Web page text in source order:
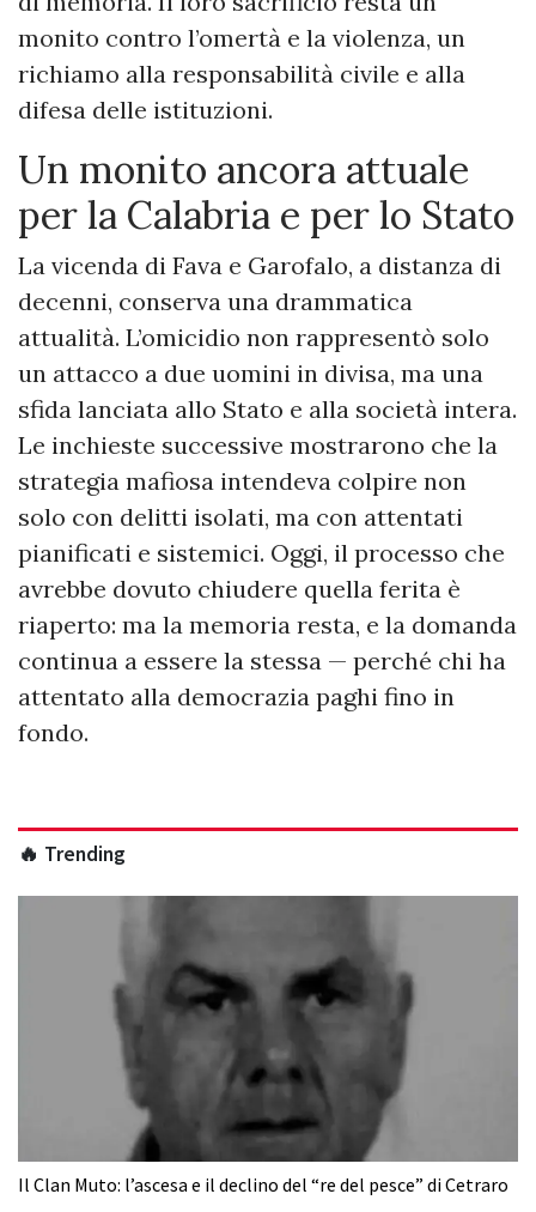
monito contro l’omertà e la violenza, un
richiamo alla responsabilità civile e alla
difesa delle istituzioni.
Un monito ancora attuale
per la Calabria e per lo Stato
La vicenda di Fava e Garofalo, a distanza di
decenni, conserva una drammatica
attualità. L’omicidio non rappresentò solo
un attacco a due uomini in divisa, ma una
sfida lanciata allo Stato e alla società intera.
Le inchieste successive mostrarono che la
strategia mafiosa intendeva colpire non
solo con delitti isolati, ma con attentati
pianificati e sistemici. Oggi, il processo che
avrebbe dovuto chiudere quella ferita è
riaperto: ma la memoria resta, e la domanda
continua a essere la stessa — perché chi ha
attentato alla democrazia paghi fino in
fondo.
🔥 Trending
Il Clan Muto: l’ascesa e il declino del “re del pesce” di Cetraro